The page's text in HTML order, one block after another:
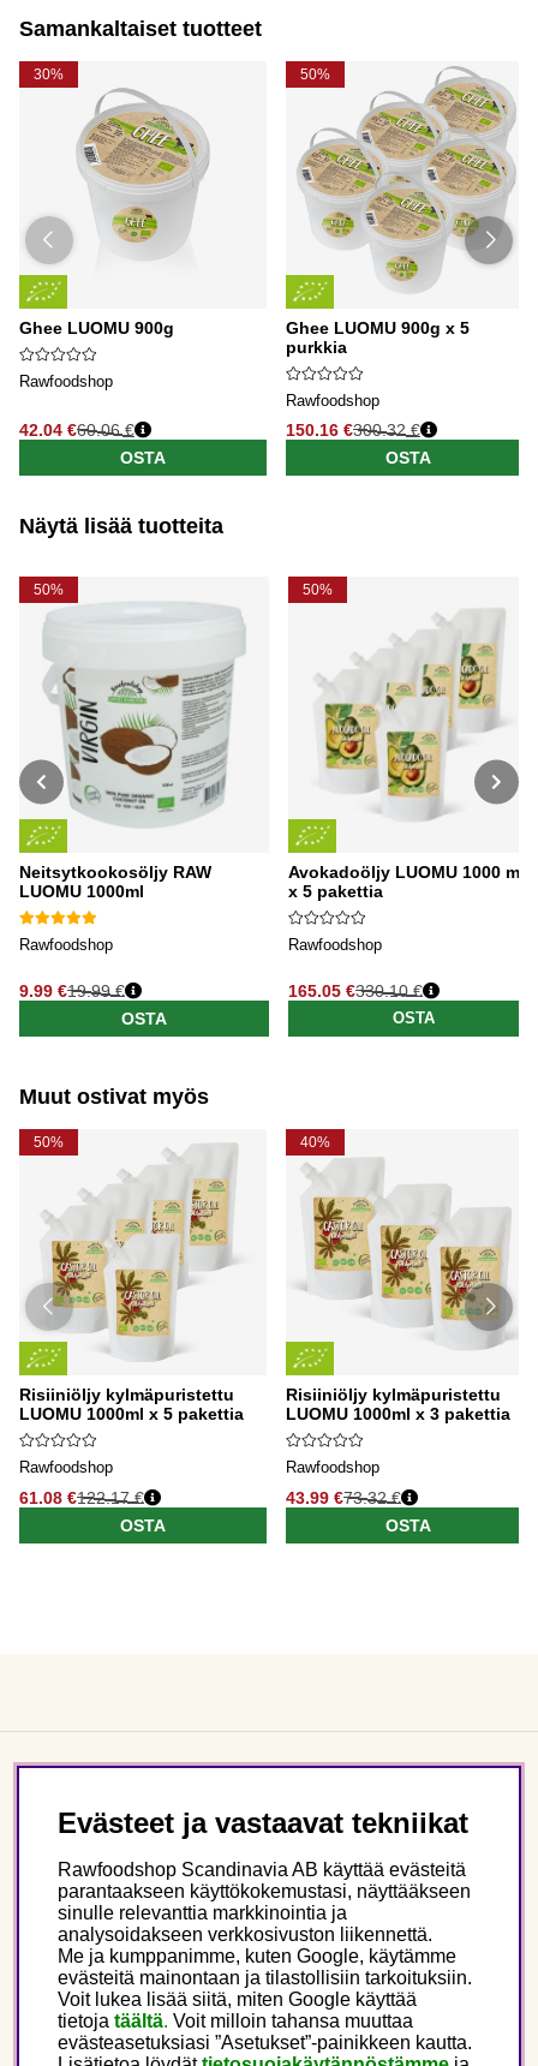
Yksinkertaisilla raaka-aineilla ja ripauksella luovuutta
juhlahetkeen.
Samankaltaiset tuotteet
30%
Ghee LUOMU 900g
Rawfoodshop
42.04 €60.06 €
OSTA
50%
Ghee LUOMU 900g x 5
purkkia
Rawfoodshop
150.16 €300.32 €
OSTA
Näytä lisää tuotteita
50%
Neitsytkookosöljy RAW
LUOMU 1000ml
Rawfoodshop
9.99 €
Normaali hinta
19.99 €
OSTA
50%
Avokadoöljy LUOMU 1000 ml
x 5 pakettia
Rawfoodshop
165.05 €
Normaali hinta
330.10 €
OSTA
Muut ostivat myös
50%
Risiiniöljy kylmäpuristettu
LUOMU 1000ml x 5 pakettia
Rawfoodshop
61.08 €122.17 €
OSTA
40%
Risiiniöljy kylmäpuristettu
LUOMU 1000ml x 3 pakettia
Rawfoodshop
43.99 €73.32 €
OSTA
Seuraa meitä
Tämä on Rawfoodshop
Finland
Evästeet ja vastaavat tekniikat
Rawfoodshop Scandinavia AB käyttää evästeitä
parantaakseen käyttökokemustasi, näyttääkseen
sinulle relevanttia markkinointia ja
analysoidakseen verkkosivuston liikennettä.
Me ja kumppanimme, kuten Google, käytämme
evästeitä mainontaan ja tilastollisiin tarkoituksiin.
Voit lukea lisää siitä, miten Google käyttää
tietoja täältä. Voit milloin tahansa muuttaa
evästeasetuksiasi ”Asetukset”-painikkeen kautta.